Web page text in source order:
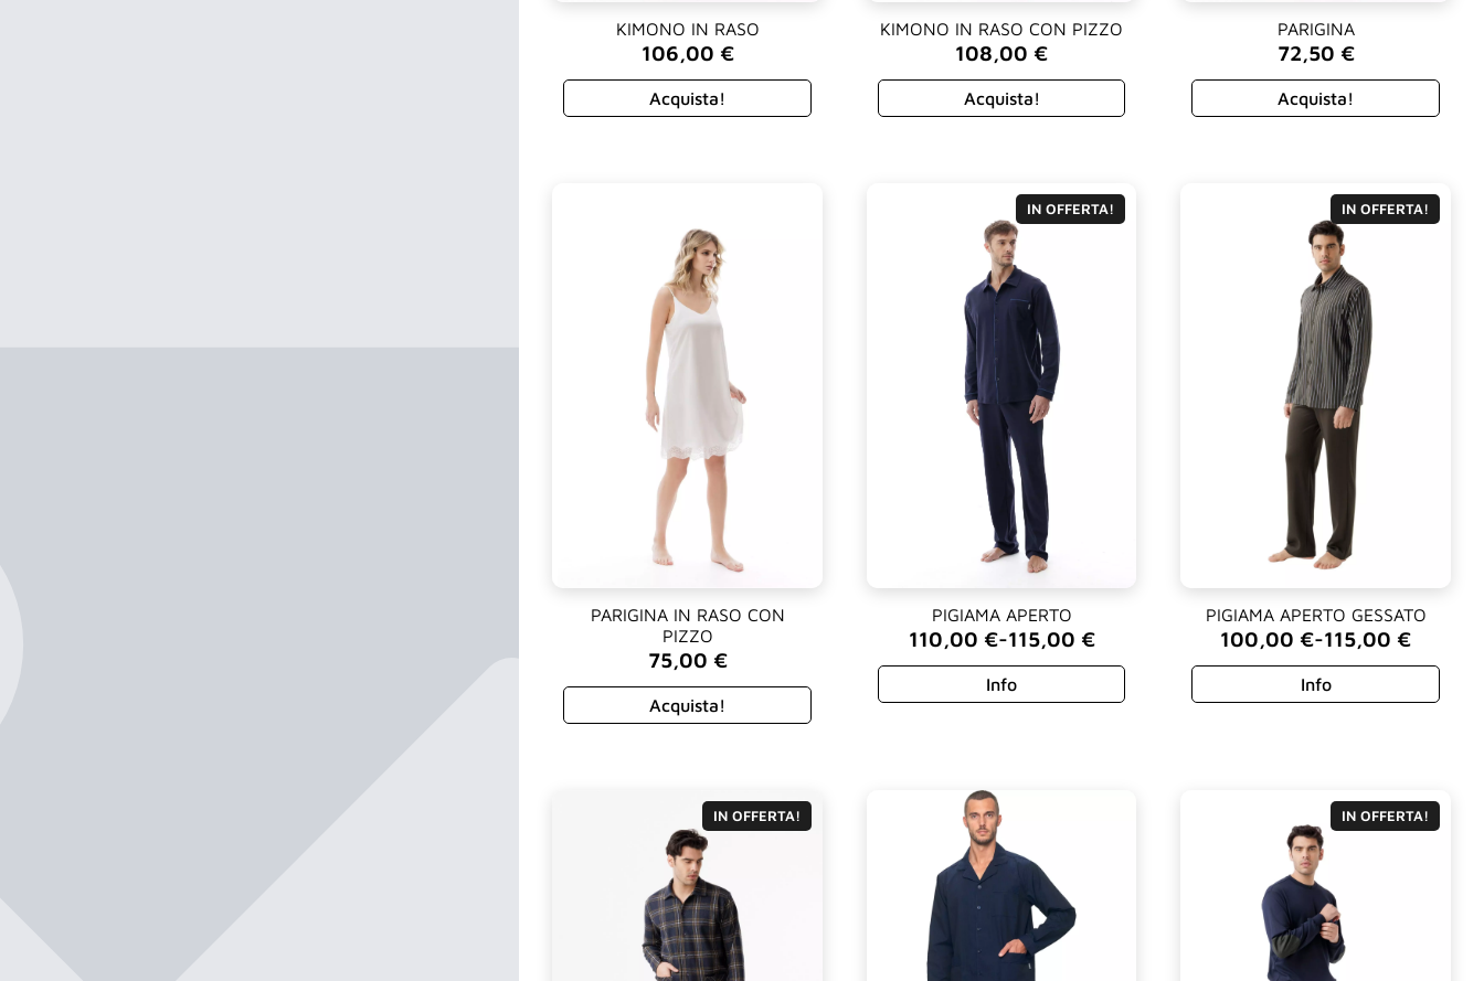
KIMONO IN RASO
106,00 €
Acquista!
KIMONO IN RASO CON PIZZO
108,00 €
Acquista!
PARIGINA
72,50 €
Acquista!
PARIGINA IN RASO CON
PIZZO
75,00 €
Acquista!
IN OFFERTA!
PIGIAMA APERTO
110,00 €-115,00 €
Fascia
di
prezzo:
115,00 €
Info
IN OFFERTA!
PIGIAMA APERTO GESSATO
100,00 €-115,00 €
Fascia
di
prezzo:
Info
IN OFFERTA! IN OFFERTA!